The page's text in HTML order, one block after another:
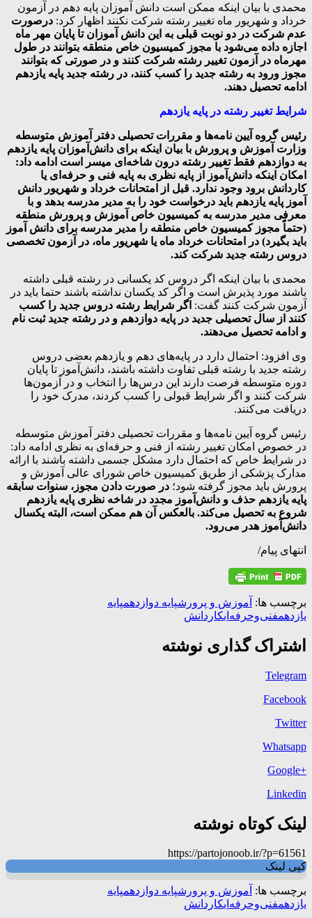
محمدی با بیان اینکه ممکن است دانش آموزان پایه دهم در آزمون
خرداد و شهریور ماه تغییر رشته شرکت نکنند اظهار کرد: درصورت
عدم شرکت در دو نوبت قبلی به این دانش آموزان تا پایان مهر ماه
اجازه داده‌ می‌شود با مجوز کمیسیون خاص منطقه بتوانند در طول
مهرماه در آزمون تغییر رشته شرکت کنند و در صورتی که بتوانند
مجوز ورود به رشته جدید را کسب کنند، در رشته جدید پایه یازدهم
ادامه تحصیل دهند.
شرایط تغییر رشته در پایه یازدهم
رئیس گروه آیین نامه‌ها و مقررات تحصیلی دفتر آموزش متوسطه
وزارت آموزش و پرورش با بیان اینکه برای دانش‌آموزان پایه یازدهم
به دوازدهم فقط تغییر رشته درون شاخه‌ای میسر است ادامه داد:
امکان اینکه دانش‌آموز از پایه نظری به پایه فنی و حرفه‌ای یا
کاردانش برود وجود ندارد. قبل از امتحانات خرداد و شهریور دانش
آموز پایه یازدهم باید درخواست خود را به مدیر مدرسه بدهد و با
معرفی مدیر مدرسه به کمیسیون خاص آموزش و پرورش منطقه
(حتماً مجوز کمیسیون خاص منطقه را مدیر مدرسه برای دانش آموز
باید بگیرد) در امتحانات خرداد ماه یا شهریور ماه، در آزمون تخصصی
دروس رشته جدید شرکت کند.
محمدی با بیان اینکه اگر دروس کد یکسانی در رشته قبلی داشته
باشند مورد پذیرش است و اگر کد یکسان نداشته باشند حتما باید در
آزمون شرکت کنند گفت: اگر شرایط رشته دروس جدید را کسب
کنند از سال تحصیلی جدید در پایه دوازدهم و در رشته جدید ثبت نام
و ادامه تحصیل می‌دهند.
وی افزود: احتمال دارد در پایه‌های دهم و یازدهم بعضی دروس
رشته جدید با رشته قبلی تفاوت داشته باشند، دانش‌آموز تا پایان
دوره متوسطه فرصت دارند این درس‌ها را انتخاب و در آزمون‌ها
شرکت کنند و اگر شرایط قبولی را کسب کردند، مدرک خود را
دریافت می‌کنند.
رئیس گروه آیین نامه‌ها و مقررات تحصیلی دفتر آموزش متوسطه
در خصوص امکان تغییر رشته از فنی و حرفه‌ای به نظری ادامه داد:
در شرایط خاص که احتمال دارد مشکل جسمی داشته باشند با ارائه
مدارک پزشکی از طریق کمیسیون خاص شورای عالی آموزش و
پرورش باید مجوز گرفته شود؛ در صورت دادن مجوز، سنوات سابقه
پایه یازدهم حذف و دانش‌آموز مجدد در شاخه نظری پایه یازدهم
شروع به تحصیل می‌کند. بالعکس آن هم ممکن است، البته یکسال
دانش‌آموز هدر می‌رود.
انتهای پیام/
برچسب ها: آموزش و پرورشپایه دوازدهمپایه
یازدهمفنی‌وحرفه‌ایکاردانش
اشتراک گذاری نوشته
Telegram
Facebook
Twitter
Whatsapp
+Google
Linkedin
لینک کوتاه نوشته
https://partojonoob.ir/?p=61561
کپی لینک
برچسب ها: آموزش و پرورشپایه دوازدهمپایه
یازدهمفنی‌وحرفه‌ایکاردانش